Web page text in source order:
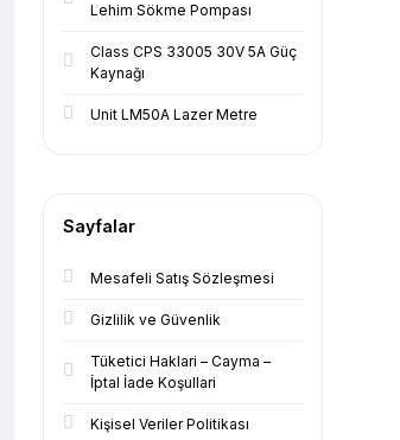
Lehim Sökme Pompası
Class CPS 33005 30V 5A Güç
Kaynağı
Unit LM50A Lazer Metre
Sayfalar
Mesafeli Satış Sözleşmesi
Gizlilik ve Güvenlik
Tüketici Haklari – Cayma –
İptal İade Koşullari
Kişisel Veriler Politikası